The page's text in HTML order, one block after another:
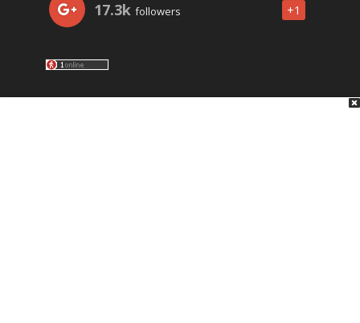
17.3k followers +1